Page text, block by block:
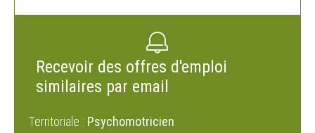
Recevoir des offres d'emploi
similaires par email
Territoriale : Psychomotricien